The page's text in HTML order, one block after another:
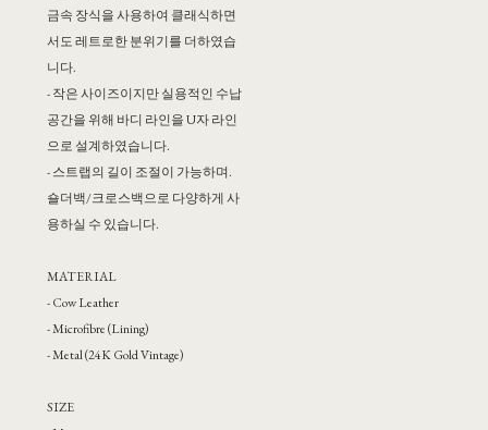
금속 장식을 사용하여 클래식하면
서도 레트로한 분위기를 더하였습
니다.
- 작은 사이즈이지만 실용적인 수납
공간을 위해 바디 라인을 U자 라인
으로 설계하였습니다.
- 스트랩의 길이 조절이 가능하며.
숄더백/크로스백으로 다양하게 사
용하실 수 있습니다.
MATERIAL
- Cow Leather
- Microfibre (Lining)
- Metal (24K Gold Vintage)
SIZE